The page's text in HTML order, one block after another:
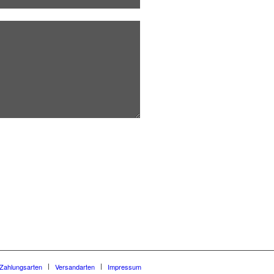
Zahlungsarten Versandarten Impressum